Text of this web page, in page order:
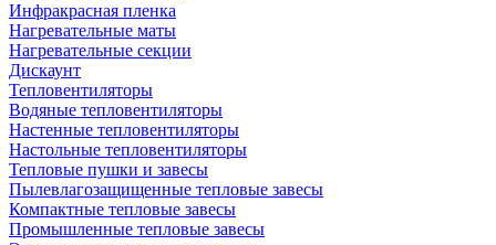
Инфракрасная пленка
Нагревательные маты
Нагревательные секции
Дискаунт
Тепловентиляторы
Водяные тепловентиляторы
Настенные тепловентиляторы
Настольные тепловентиляторы
Тепловые пушки и завесы
Пылевлагозащищенные тепловые завесы
Компактные тепловые завесы
Промышленные тепловые завесы